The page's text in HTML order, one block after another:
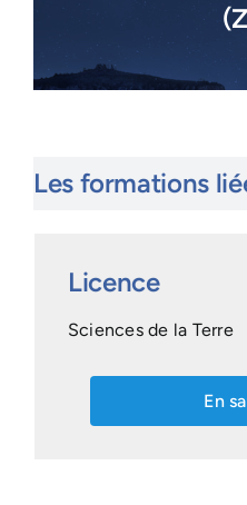
Les formations
Licence
Sciences de la Terre
En